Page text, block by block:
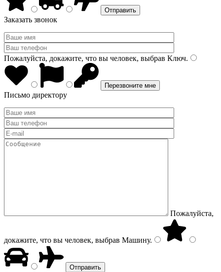
Заказать звонок
Пожалуйста, докажите, что вы человек, выбрав Ключ.
Письмо директору
Пожалуйста,
докажите, что вы человек, выбрав Машину.